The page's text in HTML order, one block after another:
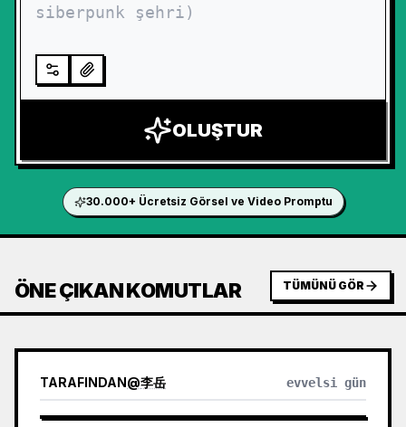
OLUŞTUR
30.000+ Ücretsiz Görsel ve Video Promptu
ÖNE ÇIKAN KOMUTLAR TÜMÜNÜ GÖR
TARAFINDAN@李岳 evvelsi gün